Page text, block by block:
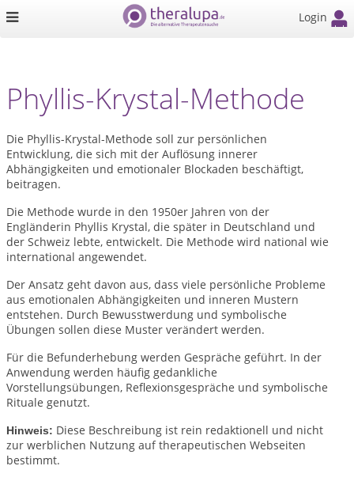
Login
Phyllis-Krystal-Methode
Die Phyllis-Krystal-Methode soll zur persönlichen
Entwicklung, die sich mit der Auflösung innerer
Abhängigkeiten und emotionaler Blockaden beschäftigt,
beitragen.
Die Methode wurde in den 1950er Jahren von der
Engländerin Phyllis Krystal, die später in Deutschland und
der Schweiz lebte, entwickelt. Die Methode wird national wie
international angewendet.
Der Ansatz geht davon aus, dass viele persönliche Probleme
aus emotionalen Abhängigkeiten und inneren Mustern
entstehen. Durch Bewusstwerdung und symbolische
Übungen sollen diese Muster verändert werden.
Für die Befunderhebung werden Gespräche geführt. In der
Anwendung werden häufig gedankliche
Vorstellungsübungen, Reflexionsgespräche und symbolische
Rituale genutzt.
Hinweis: Diese Beschreibung ist rein redaktionell und nicht
zur werblichen Nutzung auf therapeutischen Webseiten
bestimmt.